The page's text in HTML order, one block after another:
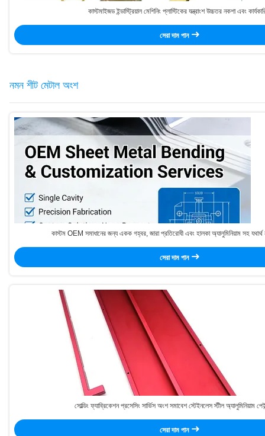
কাস্টমাইজড ইন্ডাস্ট্রিয়াল মেশিনিং প্লাস্টিকের যন্ত্রাংশ উচ্চতর নকশা এবং
সেরা দাম পান
নমন শীট মেটাল অংশ
কাস্টম OEM সমাধানের জন্য একক গহ্বর, জারা প্রতিরোধী এবং হালকা অ্যালুমিনিয়াম সহ
সেরা দাম পান
সোল্ডিং ফ্যাব্রিকেশন প্রসেসিং সার্ভিস অংশ সমাবেশ স্টেইনলেস স্টীল অ্যালুমিনিয়াম
সেরা দাম পান